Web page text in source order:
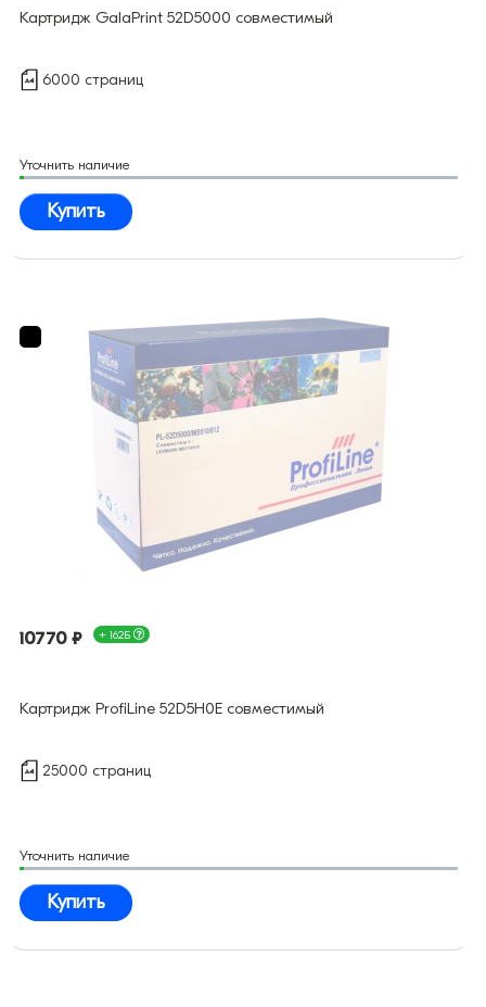
Картридж GalaPrint 52D5000 совместимый
6000 страниц
Уточнить наличие
Купить
10770 ₽ + 162Б
Картридж ProfiLine 52D5H0E совместимый
25000 страниц
Уточнить наличие
Купить